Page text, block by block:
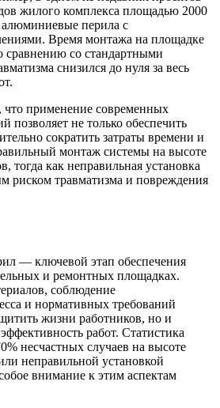
жилого комплекса площадью 2000
перила с
Время монтажа на площадке
сравнению со стандартными
снизился до нуля за весь
что применение современных
позволяет не только обеспечить
сократить затраты времени и
монтаж системы на высоте
тогда как неправильная установка
риском травматизма и повреждения
— ключевой этап обеспечения
и ремонтных площадках.
соблюдение
и нормативных требований
жизни работников, но и
работ. Статистика
несчастных случаев на высоте
неправильной установкой
внимание к этим аспектам